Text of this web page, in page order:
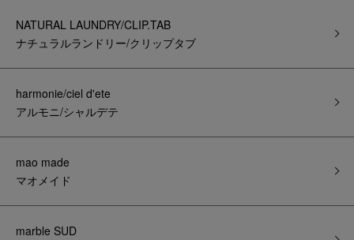
NATURAL LAUNDRY/CLIP.TAB
ナチュラルランドリー/クリップタブ
harmonie/ciel d'ete
アルモニ/シャルデテ
mao made
マオメイド
marble SUD